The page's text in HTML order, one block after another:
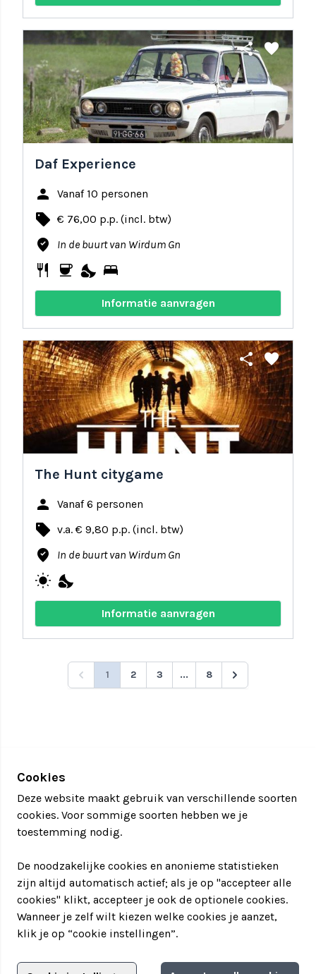
share favorite
Daf Experience
person Vanaf 10 personen
local_offer € 76,00 p.p. (incl. btw)
where_to_vote In de buurt van Wirdum Gn
restaurant coffee nights_stay bed
Informatie aanvragen
share favorite
The Hunt citygame
person Vanaf 6 personen
local_offer v.a. € 9,80 p.p. (incl. btw)
where_to_vote In de buurt van Wirdum Gn
wb_sunny nights_stay
Informatie aanvragen
1 2 3 ... 8
Cookies
Deze website maakt gebruik van verschillende soorten
cookies. Voor sommige soorten hebben we je
toestemming nodig.
De noodzakelijke cookies en anonieme statistieken
zijn altijd automatisch actief; als je op "accepteer alle
cookies" klikt, accepteer je ook de optionele cookies.
Wanneer je zelf wilt kiezen welke cookies je aanzet,
klik je op “cookie instellingen”.